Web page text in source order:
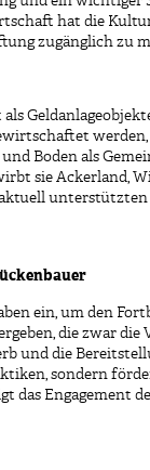
hat die
zugänglich zu
werden,
Boden als
sie Ackerland,
ein, um den
die zwar
und die
sondern
das Engagement